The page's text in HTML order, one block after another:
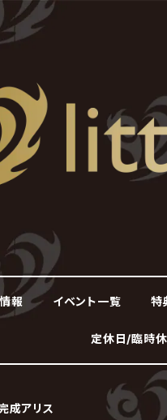
報 イベント一覧 特
定休日/臨時
成アリス